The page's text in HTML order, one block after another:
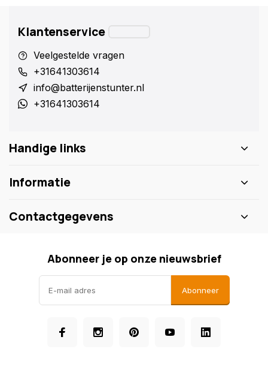
Klantenservice
Veelgestelde vragen
+31641303614
info@batterijenstunter.nl
+31641303614
Handige links
Informatie
Contactgegevens
Abonneer je op onze nieuwsbrief
Abonneer